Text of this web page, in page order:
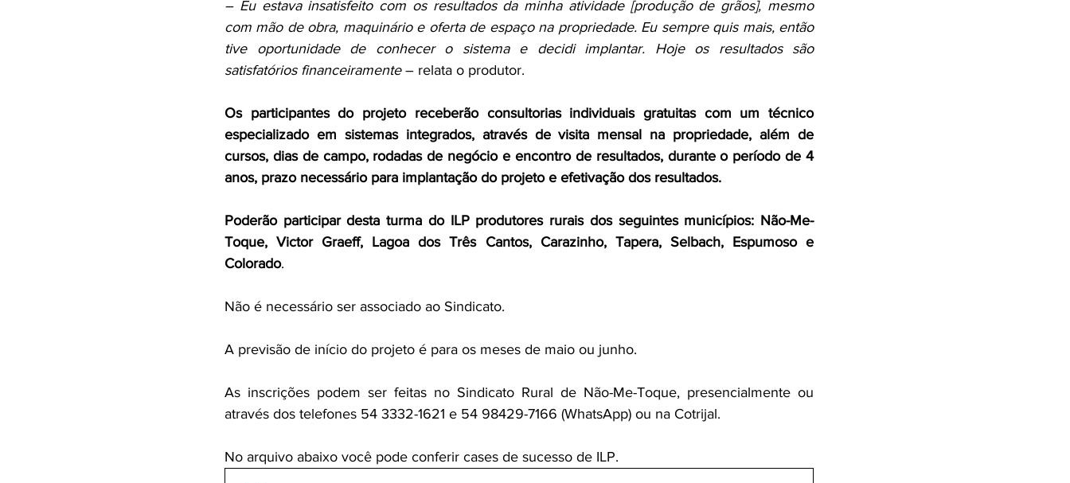
– Eu estava insatisfeito com os resultados da minha atividade [produção de grãos], mesmo
com mão de obra, maquinário e oferta de espaço na propriedade. Eu sempre quis mais, então
tive oportunidade de conhecer o sistema e decidi implantar. Hoje os resultados são
satisfatórios financeiramente – relata o produtor.
Os participantes do projeto receberão consultorias individuais gratuitas com um técnico
especializado em sistemas integrados, através de visita mensal na propriedade, além de
cursos, dias de campo, rodadas de negócio e encontro de resultados, durante o período de 4
anos, prazo necessário para implantação do projeto e efetivação dos resultados.
Poderão participar desta turma do ILP produtores rurais dos seguintes municípios: Não-Me-
Toque, Victor Graeff, Lagoa dos Três Cantos, Carazinho, Tapera, Selbach, Espumoso e
Colorado.
Não é necessário ser associado ao Sindicato.
A previsão de início do projeto é para os meses de maio ou junho.
As inscrições podem ser feitas no Sindicato Rural de Não-Me-Toque, presencialmente ou
através dos telefones 54 3332-1621 e 54 98429-7166 (WhatsApp) ou na Cotrijal.
No arquivo abaixo você pode conferir cases de sucesso de ILP.